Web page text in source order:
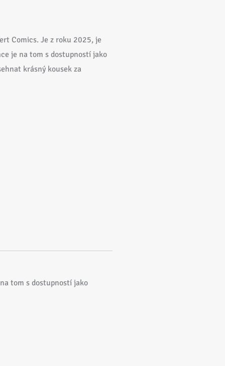
Comics. Je z roku 2025, je
je na tom s dostupností jako
krásný kousek za
tom s dostupností jako